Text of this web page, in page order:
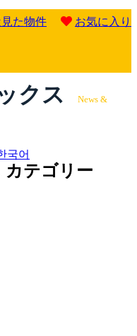
た物件 お気に入り
국어
クス News &
カテゴリー